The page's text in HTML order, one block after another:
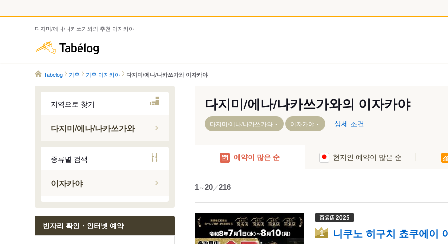
다지미/에나/나카쓰가와의 추천 이자카야
Tabelog 기후 기후 이자카야 다지미/에나/나카쓰가와 이자카야
지역으로 찾기
다지미/에나/나카쓰가와
종류별 검색
이자카야
빈자리 확인・인터넷 예약
다지미/에나/나카쓰가와의 이자카야
다지미/에나/나카쓰가와 이자카야 상세 조건
예약이 많은 순 현지인 예약이 많은 순
1～20／216
1 니쿠노 히구치 쵸쿠에이